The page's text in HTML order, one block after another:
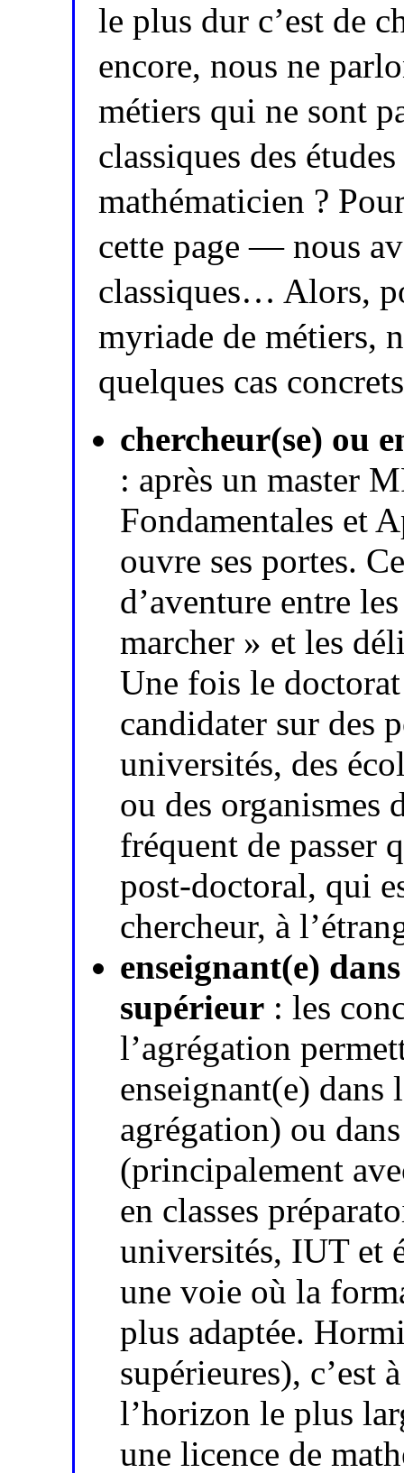
le plus dur c’est de
encore, nous ne
métiers qui ne sont
classiques des
mathématicien ?
cette page — nous
classiques… Alors,
myriade de métiers,
quelques cas
chercheur(se) ou
: après un master
Fondamentales et
ouvre ses portes.
d’aventure entre
marcher » et les
Une fois le
candidater sur des
universités, des
ou des organismes
fréquent de passer
post-doctoral, qui
chercheur, à
enseignant(e)
supérieur : les
l’agrégation
enseignant(e) dans
agrégation) ou
(principalement
en classes
universités, IUT et
une voie où la
plus adaptée.
supérieures), c’est
l’horizon le plus
une licence de